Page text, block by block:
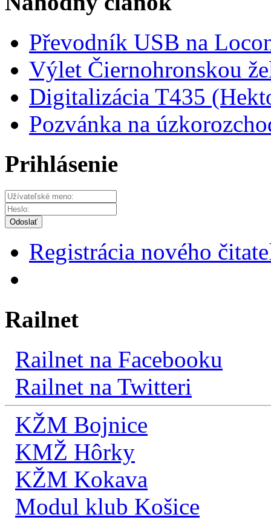
Převodník USB na
Výlet Čiernohronskou
Digitalizácia T435
Pozvánka na
Prihlásenie
Odoslať
Registrácia nového
Railnet
Railnet na Facebooku
Railnet na Twitteri
KŽM Bojnice
KMŽ Hôrky
KŽM Kokava
Modul klub Košice